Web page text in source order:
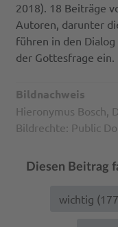
2018). 18 Beiträge
Autoren, darunter
führen in den
der Gottesfrage ein.
Bildnachweis
Hieronymus Bosch,
Bildrechte: Public
Diesen Beitrag
wichtig (177